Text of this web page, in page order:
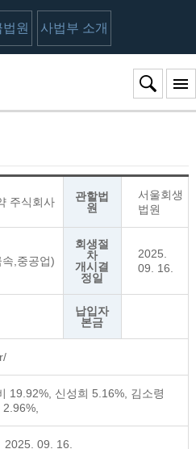
원 사법부 소개
주식회사
관할법
원
서울회생
법원
,중공업)
회생절
차
개시결
정일
2025.
09. 16.
납입자
본금
19.92%, 신성희 5.16%, 김소령
2025. 09. 16.